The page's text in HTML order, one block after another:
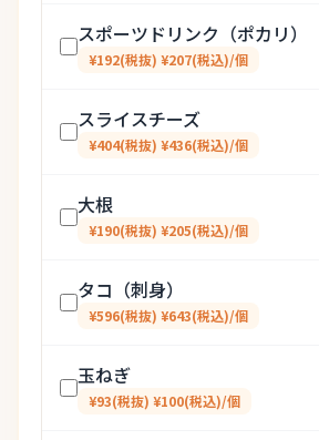
スポーツドリンク（ポカリ）
¥192(税抜) ¥207(税込)/個
スライスチーズ
¥404(税抜) ¥436(税込)/個
大根
¥190(税抜) ¥205(税込)/個
タコ（刺身）
¥596(税抜) ¥643(税込)/個
玉ねぎ
¥93(税抜) ¥100(税込)/個